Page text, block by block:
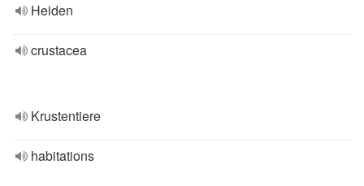
Heiden
crustacea
Krustentiere
habitations